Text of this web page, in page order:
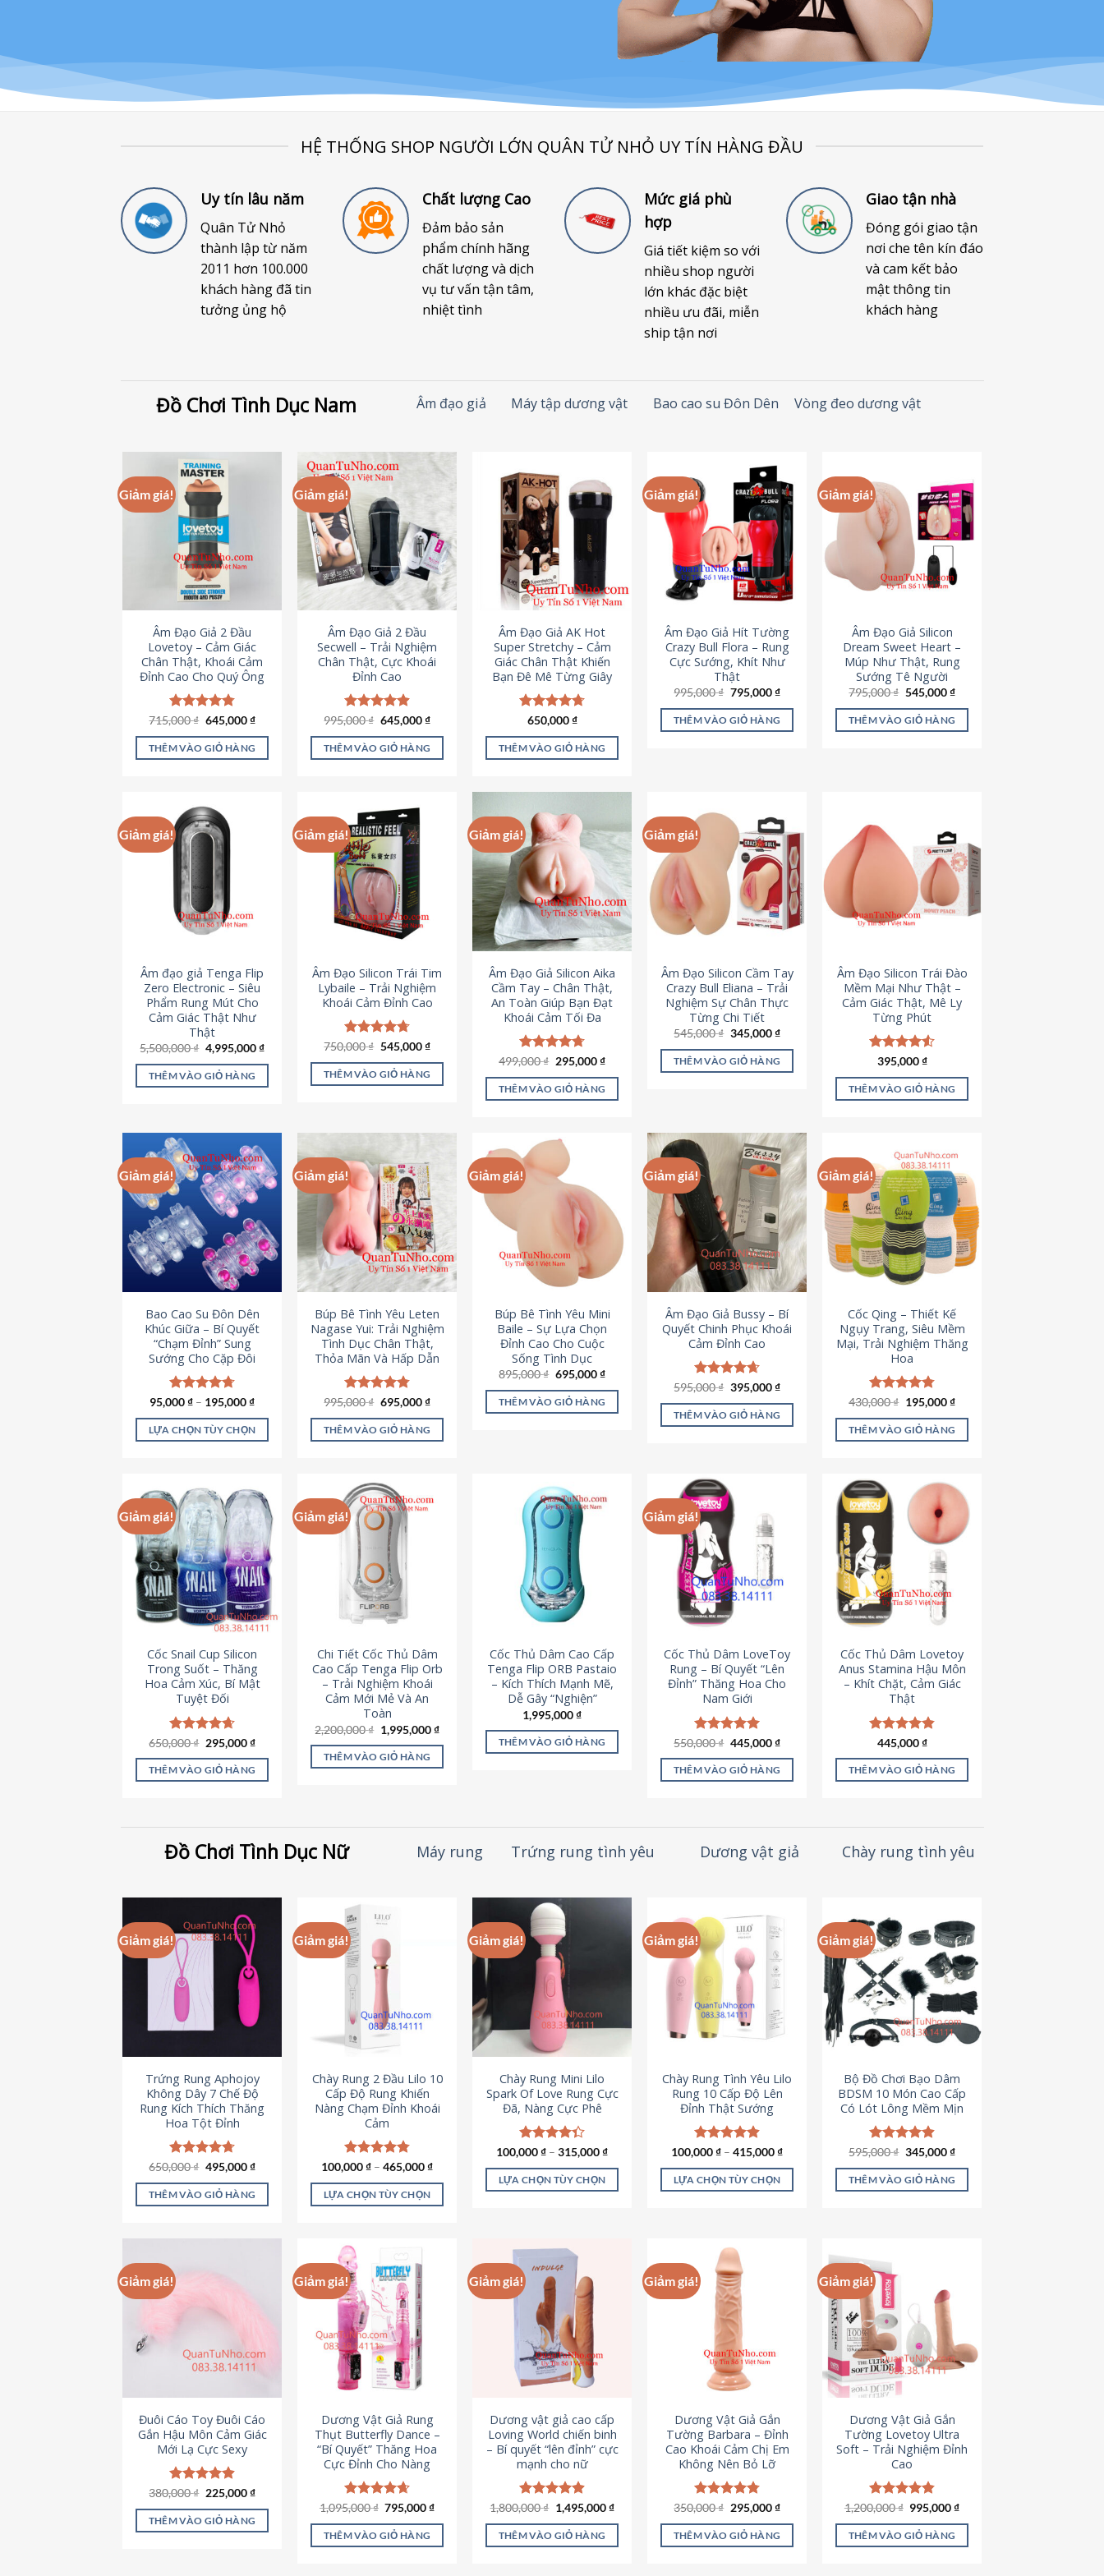
HỆ THỐNG SHOP NGƯỜI LỚN QUÂN TỬ NHỎ UY TÍN HÀNG ĐẦU
Uy tín lâu năm
Quân Tử Nhỏ
thành lập từ năm
2011 hơn 100.000
khách hàng đã tin
tưởng ủng hộ
Chất lượng Cao
Đảm bảo sản
phẩm chính hãng
chất lượng và dịch
vụ tư vấn tận tâm,
nhiệt tình
Mức giá phù
hợp
Giá tiết kiệm so với
nhiều shop người
lớn khác đặc biệt
nhiều ưu đãi, miễn
ship tận nơi
Giao tận nhà
Đóng gói giao tận
nơi che tên kín đáo
và cam kết bảo
mật thông tin
khách hàng
Đồ Chơi Tình Dục Nam Âm đạo giả Máy tập dương vật Bao cao su Đôn Dên Vòng đeo dương vật
Giảm giá!
Âm Đạo Giả 2 Đầu
Lovetoy – Cảm Giác
Chân Thật, Khoái Cảm
Đỉnh Cao Cho Quý Ông
Được xếp
hạng4.79
5 sao
715,000₫ Giá
là:
715,000 ₫.
645,000₫Giá
tại
là:
THÊM VÀO GIỎ HÀNG
Giảm giá!
Âm Đạo Giả 2 Đầu
Secwell – Trải Nghiệm
Chân Thật, Cực Khoái
Đỉnh Cao
Được xếp
hạng4.88
5 sao
995,000₫ Giá
là:
995,000 ₫.
645,000₫Giá
tại
là:
THÊM VÀO GIỎ HÀNG
Âm Đạo Giả AK Hot
Super Stretchy – Cảm
Giác Chân Thật Khiến
Bạn Đê Mê Từng Giây
Được xếp
hạng4.75
5 sao
650,000₫
THÊM VÀO GIỎ HÀNG
Giảm giá!
Âm Đạo Giả Hít Tường
Crazy Bull Flora – Rung
Cực Sướng, Khít Như
Thật
995,000₫ Giá
là:
995,000 ₫.
795,000₫Giá
tại
là:
THÊM VÀO GIỎ HÀNG
Giảm giá!
Âm Đạo Giả Silicon
Dream Sweet Heart –
Múp Như Thật, Rung
Sướng Tê Người
795,000₫ Giá
là:
795,000 ₫.
545,000₫Giá
tại
là:
THÊM VÀO GIỎ HÀNG
Giảm giá!
Âm đạo giả Tenga Flip
Zero Electronic – Siêu
Phẩm Rung Mút Cho
Cảm Giác Thật Như
Thật
5,500,000₫ Giá
gốc
là:
5,500,000 ₫.
4,995,000₫Giá
tại
THÊM VÀO GIỎ HÀNG
Giảm giá!
Âm Đạo Silicon Trái Tim
Lybaile – Trải Nghiệm
Khoái Cảm Đỉnh Cao
Được xếp
5 sao
750,000₫ Giá
là:
750,000 ₫.
545,000₫Giá
tại
là:
THÊM VÀO GIỎ HÀNG
Giảm giá!
Âm Đạo Giả Silicon Aika
Cầm Tay – Chân Thật,
An Toàn Giúp Bạn Đạt
Khoái Cảm Tối Đa
Được xếp
5 sao
499,000₫ Giá
là:
499,000 ₫.
295,000₫Giá
tại
là:
THÊM VÀO GIỎ HÀNG
Giảm giá!
Âm Đạo Silicon Cầm Tay
Crazy Bull Eliana – Trải
Nghiệm Sự Chân Thực
Từng Chi Tiết
545,000₫ Giá
là:
545,000 ₫.
345,000₫Giá
tại
là:
THÊM VÀO GIỎ HÀNG
Âm Đạo Silicon Trái Đào
Mềm Mại Như Thật –
Cảm Giác Thật, Mê Ly
Từng Phút
Được xếp
5 sao
395,000₫
THÊM VÀO GIỎ HÀNG
Giảm giá!
Bao Cao Su Đôn Dên
Khúc Giữa – Bí Quyết
“Chạm Đỉnh” Sung
Sướng Cho Cặp Đôi
Được xếp
5 sao
95,000₫ – 195,000₫
LỰA CHỌN TÙY CHỌN
này
có
nhiều
biến
thể.
Các
tùy
chọn
thể
được
chọn
trên
trang
phẩm
Giảm giá!
Búp Bê Tình Yêu Leten
Nagase Yui: Trải Nghiệm
Tình Dục Chân Thật,
Thỏa Mãn Và Hấp Dẫn
Được xếp
5 sao
995,000₫ Giá
là:
995,000 ₫.
695,000₫Giá
tại
là:
THÊM VÀO GIỎ HÀNG
Giảm giá!
Búp Bê Tình Yêu Mini
Baile – Sự Lựa Chọn
Đỉnh Cao Cho Cuộc
Sống Tình Dục
895,000₫ Giá
là:
895,000 ₫.
695,000₫Giá
tại
là:
THÊM VÀO GIỎ HÀNG
Giảm giá!
Âm Đạo Giả Bussy – Bí
Quyết Chinh Phục Khoái
Cảm Đỉnh Cao
Được xếp
5 sao
595,000₫ Giá
là:
595,000 ₫.
395,000₫Giá
tại
là:
THÊM VÀO GIỎ HÀNG
Giảm giá!
Cốc Qing – Thiết Kế
Ngụy Trang, Siêu Mềm
Mại, Trải Nghiệm Thăng
Hoa
Được xếp
5 sao
430,000₫ Giá
là:
430,000 ₫.
195,000₫Giá
tại
là:
THÊM VÀO GIỎ HÀNG
Giảm giá!
Cốc Snail Cup Silicon
Trong Suốt – Thăng
Hoa Cảm Xúc, Bí Mật
Tuyệt Đối
Được xếp
hạng4.69
5 sao
650,000₫ Giá
là:
650,000 ₫.
295,000₫Giá
tại
là:
THÊM VÀO GIỎ HÀNG
Giảm giá!
Chi Tiết Cốc Thủ Dâm
Cao Cấp Tenga Flip Orb
– Trải Nghiệm Khoái
Cảm Mới Mẻ Và An
Toàn
2,200,000₫ Giá
gốc
là:
2,200,000 ₫.
1,995,000₫Giá
THÊM VÀO GIỎ HÀNG
Cốc Thủ Dâm Cao Cấp
Tenga Flip ORB Pastaio
– Kích Thích Mạnh Mẽ,
Dễ Gây “Nghiện”
1,995,000₫
THÊM VÀO GIỎ HÀNG
Giảm giá!
Cốc Thủ Dâm LoveToy
Rung – Bí Quyết “Lên
Đỉnh” Thăng Hoa Cho
Nam Giới
Được xếp
hạng5.00
5 sao
550,000₫ Giá
là:
550,000 ₫.
445,000₫Giá
tại
là:
THÊM VÀO GIỎ HÀNG
Cốc Thủ Dâm Lovetoy
Anus Stamina Hậu Môn
– Khít Chặt, Cảm Giác
Thật
Được xếp
hạng4.84
5 sao
445,000₫
THÊM VÀO GIỎ HÀNG
Đồ Chơi Tình Dục Nữ Máy rung Trứng rung tình yêu Dương vật giả Chày rung tình yêu
Giảm giá!
Trứng Rung Aphojoy
Không Dây 7 Chế Độ
Rung Kích Thích Thăng
Hoa Tột Đỉnh
Được xếp
5 sao
650,000₫ Giá
là:
650,000 ₫.
495,000₫Giá
tại
là:
THÊM VÀO GIỎ HÀNG
Giảm giá!
Chày Rung 2 Đầu Lilo 10
Cấp Độ Rung Khiến
Nàng Chạm Đỉnh Khoái
Cảm
Được xếp
5 sao
100,000₫ – 465,000₫
LỰA CHỌN TÙY CHỌN
có
nhiều
biến
thể.
Các
tùy
chọn
thể
được
chọn
trên
trang
phẩm
Giảm giá!
Chày Rung Mini Lilo
Spark Of Love Rung Cực
Đã, Nàng Cực Phê
Được xếp
5 sao
100,000₫ – 315,000₫
LỰA CHỌN TÙY CHỌN
nhiều
thể.
Các
tùy
chọn
được
chọn
trên
trang
sản
phẩm
Giảm giá!
Chày Rung Tình Yêu Lilo
Rung 10 Cấp Độ Lên
Đỉnh Thật Sướng
Được xếp
5 sao
100,000₫ – 415,000₫
LỰA CHỌN TÙY CHỌN
có
nhiều
biến
thể.
Các
tùy
chọn
có
được
chọn
trên
trang
sản
phẩm
Giảm giá!
Bộ Đồ Chơi Bạo Dâm
BDSM 10 Món Cao Cấp
Có Lót Lông Mềm Mịn
Được xếp
5 sao
595,000₫ Giá
là:
595,000 ₫.
345,000₫Giá
tại
là:
THÊM VÀO GIỎ HÀNG
Giảm giá!
Đuôi Cáo Toy Đuôi Cáo
Gắn Hậu Môn Cảm Giác
Mới Lạ Cực Sexy
Được xếp
5 sao
380,000₫ Giá
là:
380,000 ₫.
225,000₫Giá
tại
là:
THÊM VÀO GIỎ HÀNG
Giảm giá!
Dương Vật Giả Rung
Thụt Butterfly Dance –
“Bí Quyết” Thăng Hoa
Cực Đỉnh Cho Nàng
Được xếp
5 sao
1,095,000₫ Giá
là:
1,095,000 ₫.
795,000₫Giá
tại
THÊM VÀO GIỎ HÀNG
Giảm giá!
Dương vật giả cao cấp
Loving World chiến binh
– Bí quyết “lên đỉnh” cực
mạnh cho nữ
Được xếp
5 sao
1,800,000₫ Giá
gốc
là:
1,800,000 ₫.
1,495,000₫Giá
tại
THÊM VÀO GIỎ HÀNG
Giảm giá!
Dương Vật Giả Gắn
Tường Barbara – Đỉnh
Cao Khoái Cảm Chị Em
Không Nên Bỏ Lỡ
Được xếp
5 sao
350,000₫ Giá
là:
350,000 ₫.
295,000₫Giá
tại
là:
THÊM VÀO GIỎ HÀNG
Giảm giá!
Dương Vật Giả Gắn
Tường Lovetoy Ultra
Soft – Trải Nghiệm Đỉnh
Cao
Được xếp
5 sao
1,200,000₫ Giá
là:
1,200,000 ₫.
995,000₫Giá
tại
THÊM VÀO GIỎ HÀNG